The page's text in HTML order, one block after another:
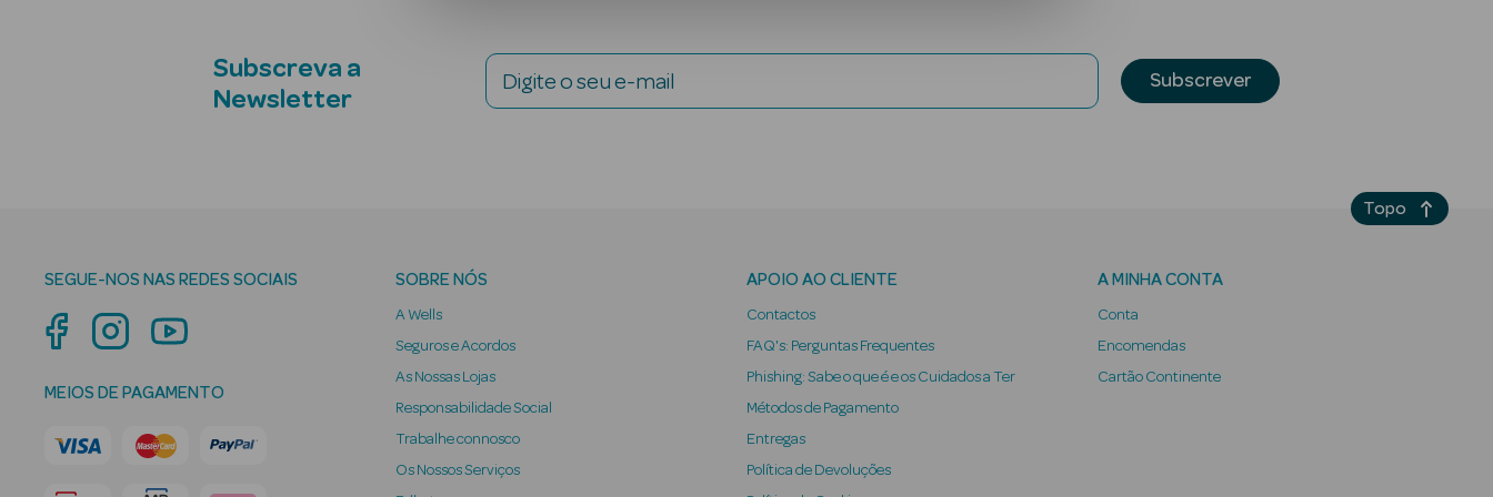
Subscreva a
Newsletter
Digite o seu e-mail Subscrever
SEGUE-NOS NAS REDES SOCIAIS
MEIOS DE PAGAMENTO
SOBRE NÓS
A Wells
Seguros e Acordos
As Nossas Lojas
Responsabilidade Social
Trabalhe connosco
Os Nossos Serviços
APOIO AO CLIENTE
Contactos
FAQ's: Perguntas Frequentes
Phishing: Sabe o que é e os Cuidados a Ter
Métodos de Pagamento
Entregas
Política de Devoluções
A MINHA CONTA
Conta
Encomendas
Cartão Continente
Topo